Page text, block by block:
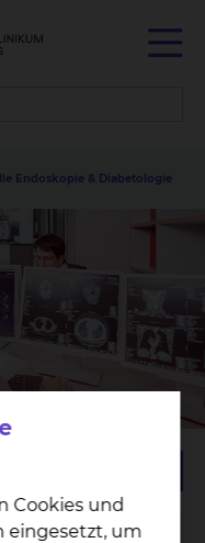
Endoskopie & Diabetologie
Cookies und
eingesetzt, um